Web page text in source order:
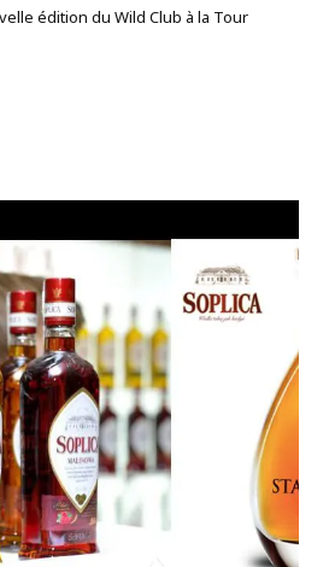
édition du Wild Club à la Tour